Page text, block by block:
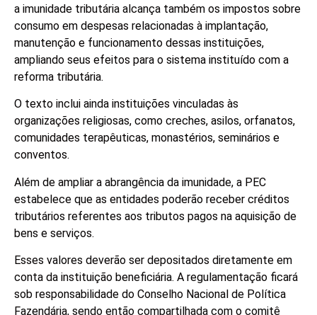
a imunidade tributária alcança também os impostos sobre
consumo em despesas relacionadas à implantação,
manutenção e funcionamento dessas instituições,
ampliando seus efeitos para o sistema instituído com a
reforma tributária.
O texto inclui ainda instituições vinculadas às
organizações religiosas, como creches, asilos, orfanatos,
comunidades terapêuticas, monastérios, seminários e
conventos.
Além de ampliar a abrangência da imunidade, a PEC
estabelece que as entidades poderão receber créditos
tributários referentes aos tributos pagos na aquisição de
bens e serviços.
Esses valores deverão ser depositados diretamente em
conta da instituição beneficiária. A regulamentação ficará
sob responsabilidade do Conselho Nacional de Política
Fazendária, sendo então compartilhada com o comitê